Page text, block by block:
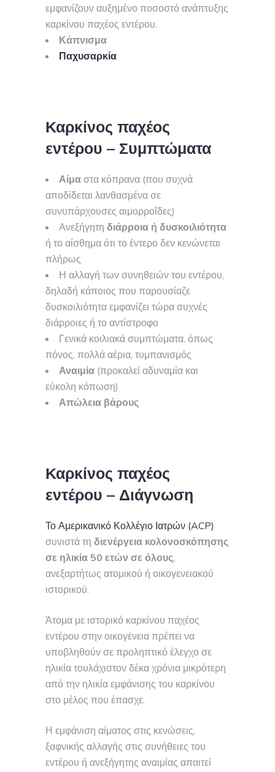
εμφανίζουν αυξημένο ποσοστό ανάπτυξης
καρκίνου παχέος εντέρου.
Κάπνισμα
Παχυσαρκία
Καρκίνος παχέος
εντέρου – Συμπτώματα
Αίμαστα κόπρανα (που συχνά
αποδίδεται λανθασμένα σε
συνυπάρχουσες αιμορροΐδες)
Ανεξήγητη διάρροια ή δυσκοιλιότητα
ή το αίσθημα ότι το έντερο δεν κενώνεται
πλήρως
Η αλλαγή των συνηθειών του εντέρου,
δηλαδή κάποιος που παρουσίαζε
δυσκοιλιότητα εμφανίζει τώρα συχνές
διάρροιες ή το αντίστροφο
Γενικά κοιλιακά συμπτώματα, όπως
πόνος, πολλά αέρια, τυμπανισμός
Αναιμία (προκαλεί αδυναμία και
εύκολη κόπωση)
Απώλεια βάρους
Καρκίνος παχέος
εντέρου – Διάγνωση
Το Αμερικανικό Κολλέγιο Ιατρών (ACP)
συνιστά τη διενέργεια κολονοσκόπησης
σε ηλικία 50 ετών σε όλους,
ανεξαρτήτως ατομικού ή οικογενειακού
ιστορικού.
Άτομα με ιστορικό καρκίνου παχέος
εντέρου στην οικογένεια πρέπει να
υποβληθούν σε προληπτικό έλεγχο σε
ηλικία τουλάχιστον δέκα χρόνια μικρότερη
από την ηλικία εμφάνισης του καρκίνου
στο μέλος που έπασχε.
Η εμφάνιση αίματος στις κενώσεις,
ξαφνικής αλλαγής στις συνήθειες του
εντέρου ή ανεξήγητης αναιμίας απαιτεί